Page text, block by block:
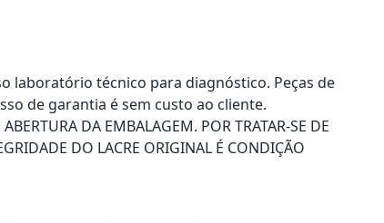
laboratório técnico para diagnóstico. Peças de
de garantia é sem custo ao cliente.
DA EMBALAGEM. POR TRATAR-SE DE
DO LACRE ORIGINAL É CONDIÇÃO